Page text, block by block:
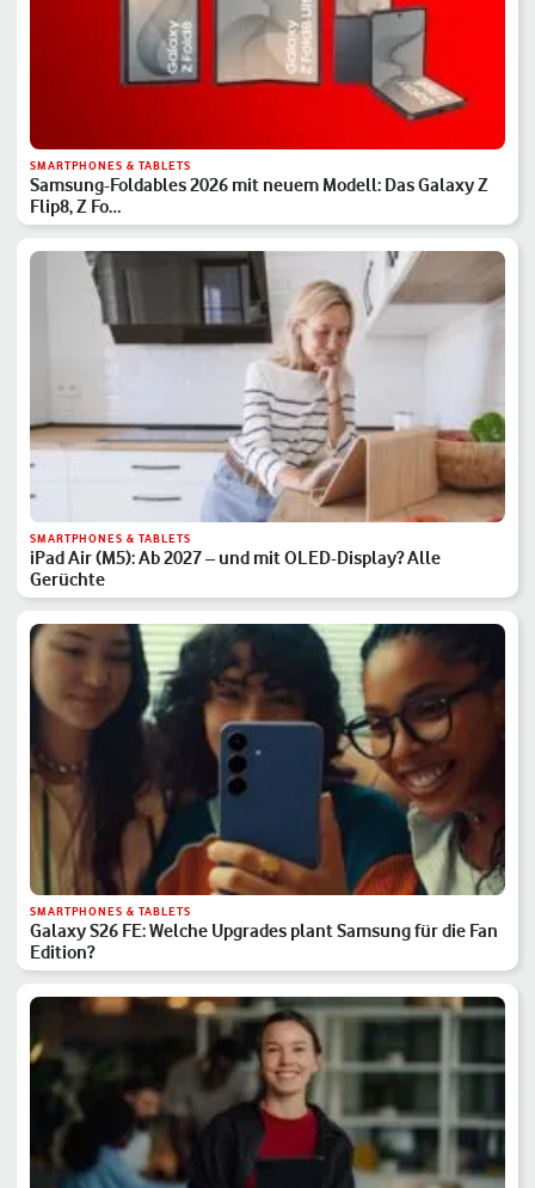
SMARTPHONES & TABLETS
Samsung-Foldables 2026 mit neuem Modell: Das Galaxy Z
Flip8, Z Fo…
SMARTPHONES & TABLETS
iPad Air (M5): Ab 2027 – und mit OLED-Display? Alle
Gerüchte
SMARTPHONES & TABLETS
Galaxy S26 FE: Welche Upgrades plant Samsung für die Fan
Edition?